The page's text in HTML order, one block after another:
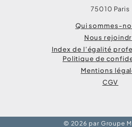
75010 Paris
Qui sommes-
Nous
Index de l’égalité
Politique de
Mentions
CGV
© 2026 par Groupe